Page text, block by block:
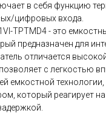
в себя функцию
цифровых входа.
TPTMD4 - это
предназначен для
отличается
с легкостью
емкостной
который реагирует